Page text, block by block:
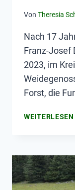
Von Theresia
Nach 17
Franz-Josef
2023, im
Forst, die
WEITERLESEN